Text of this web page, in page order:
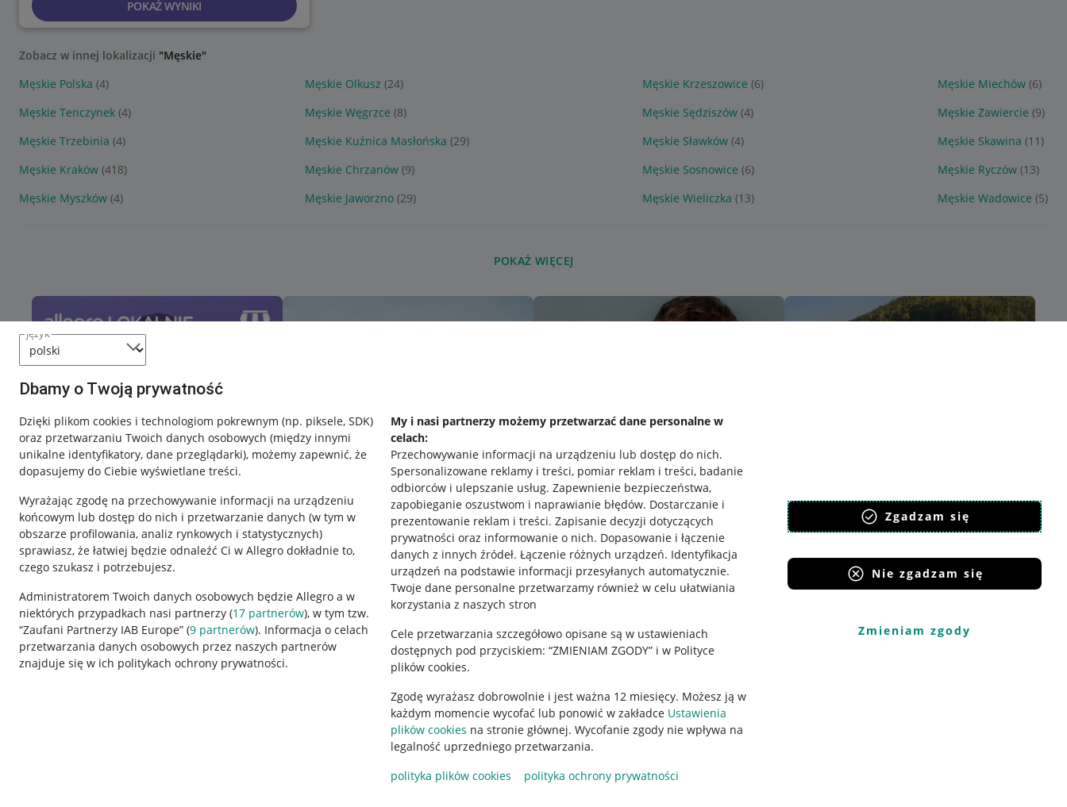
język
Dbamy o Twoją prywatność
Dzięki plikom cookies i technologiom pokrewnym (np. piksele, SDK)
oraz przetwarzaniu Twoich danych osobowych (między innymi
unikalne identyfikatory, dane przeglądarki), możemy zapewnić, że
dopasujemy do Ciebie wyświetlane treści.
Wyrażając zgodę na przechowywanie informacji na urządzeniu
końcowym lub dostęp do nich i przetwarzanie danych (w tym w
obszarze profilowania, analiz rynkowych i statystycznych)
sprawiasz, że łatwiej będzie odnaleźć Ci w Allegro dokładnie to,
czego szukasz i potrzebujesz.
Administratorem Twoich danych osobowych będzie Allegro a w
niektórych przypadkach nasi partnerzy (17 partnerów), w tym tzw.
“Zaufani Partnerzy IAB Europe” (9 partnerów). Informacja o celach
przetwarzania danych osobowych przez naszych partnerów
znajduje się w ich politykach ochrony prywatności.
My i nasi partnerzy możemy przetwarzać dane personalne w
celach:
Przechowywanie informacji na urządzeniu lub dostęp do nich.
Spersonalizowane reklamy i treści, pomiar reklam i treści, badanie
odbiorców i ulepszanie usług. Zapewnienie bezpieczeństwa,
zapobieganie oszustwom i naprawianie błędów. Dostarczanie i
prezentowanie reklam i treści. Zapisanie decyzji dotyczących
prywatności oraz informowanie o nich. Dopasowanie i łączenie
danych z innych źródeł. Łączenie różnych urządzeń. Identyfikacja
urządzeń na podstawie informacji przesyłanych automatycznie.
Twoje dane personalne przetwarzamy również w celu ułatwiania
korzystania z naszych stron
Cele przetwarzania szczegółowo opisane są w ustawieniach
dostępnych pod przyciskiem: “ZMIENIAM ZGODY” i w Polityce
plików cookies.
Zgodę wyrażasz dobrowolnie i jest ważna 12 miesięcy. Możesz ją w
każdym momencie wycofać lub ponowić w zakładce Ustawienia
plików cookies na stronie głównej. Wycofanie zgody nie wpływa na
legalność uprzedniego przetwarzania.
polityka plików cookies
polityka ochrony prywatności
Zgadzam się
Nie zgadzam się
Zmieniam zgody
POKAŻ WYNIKI
Zobacz w innej lokalizacji "Męskie"
Męskie Polska (4) Męskie Olkusz (24) Męskie Krzeszowice (6) Męskie Miechów (6)
Męskie Tenczynek (4) Męskie Węgrzce (8) Męskie Sędziszów (4) Męskie Zawiercie (9)
Męskie Trzebinia (4) Męskie Kuźnica Masłońska (29) Męskie Sławków (4) Męskie Skawina (11)
Męskie Kraków (418) Męskie Chrzanów (9) Męskie Sosnowice (6) Męskie Ryczów (13)
Męskie Myszków (4) Męskie Jaworzno (29) Męskie Wieliczka (13) Męskie Wadowice (5)
POKAŻ WIĘCEJ
Przydatne informacje
Jak to działa
Napisz do nas
Allegro Gadane dla sprzedających
Regulamin
Polityka plików "cookies"
Ustawienia plików "cookies"
Udostępnianie lokalizacji
Informacje dla Aktu o Usługach Cyfrowych
Pobierz aplikację